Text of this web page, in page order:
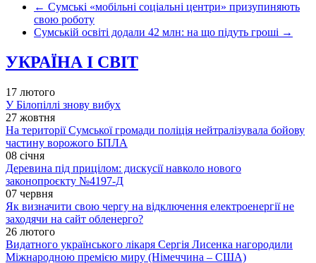
← Сумські «мобільні соціальні центри» призупиняють
свою роботу
Сумській освіті додали 42 млн: на що підуть гроші →
УКРАЇНА І СВІТ
17 лютого
У Білопіллі знову вибух
27 жовтня
На території Сумської громади поліція нейтралізувала бойову
частину ворожого БПЛА
08 січня
Деревина під прицілом: дискусії навколо нового
законопроєкту №4197-Д
07 червня
Як визначити свою чергу на відключення електроенергії не
заходячи на сайт обленерго?
26 лютого
Видатного українського лікаря Сергія Лисенка нагородили
Міжнародною премією миру (Німеччина – США)